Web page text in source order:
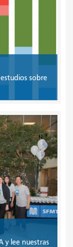
sobre
y lee nuestras